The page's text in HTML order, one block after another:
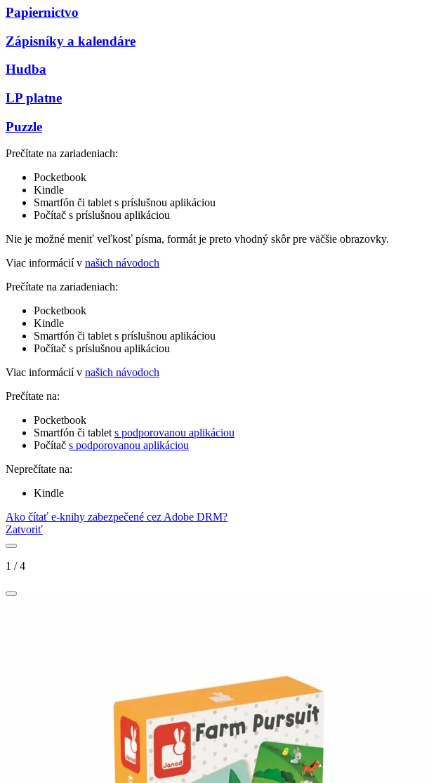
Papiernictvo
Zápisníky a kalendáre
Hudba
LP platne
Puzzle
Prečítate na zariadeniach:
Pocketbook
Kindle
Smartfón či tablet s príslušnou aplikáciou
Počítač s príslušnou aplikáciou
Nie je možné meniť veľkosť písma, formát je preto vhodný skôr pre väčšie obrazovky.
Viac informácií v našich návodoch
Prečítate na zariadeniach:
Pocketbook
Kindle
Smartfón či tablet s príslušnou aplikáciou
Počítač s príslušnou aplikáciou
Viac informácií v našich návodoch
Prečítate na:
Pocketbook
Smartfón či tablet s podporovanou aplikáciou
Počítač s podporovanou aplikáciou
Neprečítate na:
Kindle
Ako čítať e-knihy zabezpečené cez Adobe DRM?
Zatvoriť
1 /4